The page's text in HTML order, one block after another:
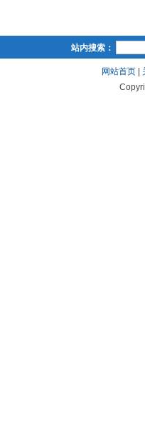
站内搜索：
网站首页